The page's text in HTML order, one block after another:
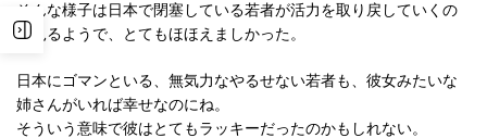
そんな様子は日本で閉塞している若者が活力を取り戻していくの
を見るようで、とてもほほえましかった。
日本にゴマンといる、無気力なやるせない若者も、彼女みたいな
姉さんがいれば幸せなのにね。
そういう意味で彼はとてもラッキーだったのかもしれない。